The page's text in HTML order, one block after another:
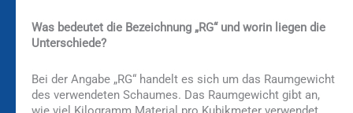
Was bedeutet die Bezeichnung „RG“ und worin liegen die
Unterschiede?
Bei der Angabe „RG“ handelt es sich um das Raumgewicht
des verwendeten Schaumes. Das Raumgewicht gibt an,